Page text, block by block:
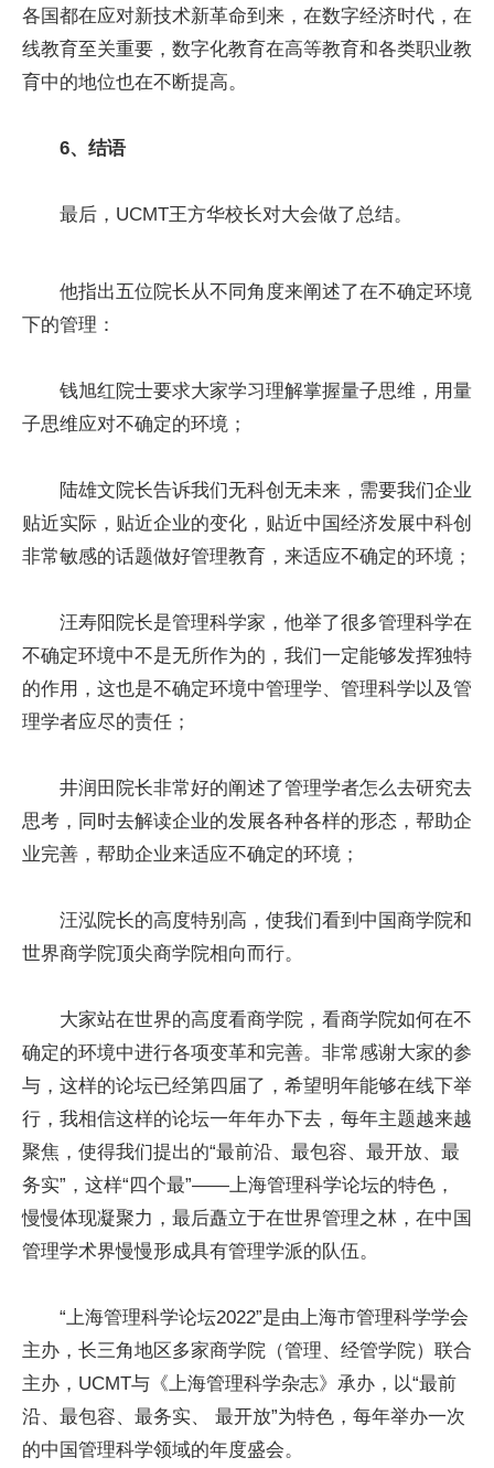
各国都在应对新技术新革命到来，在数字经济时代，在
线教育至关重要，数字化教育在高等教育和各类职业教
育中的地位也在不断提高。
6、结语
最后，UCMT王方华校长对大会做了总结。
他指出五位院长从不同角度来阐述了在不确定环境
下的管理：
钱旭红院士要求大家学习理解掌握量子思维，用量
子思维应对不确定的环境；
陆雄文院长告诉我们无科创无未来，需要我们企业
贴近实际，贴近企业的变化，贴近中国经济发展中科创
非常敏感的话题做好管理教育，来适应不确定的环境；
汪寿阳院长是管理科学家，他举了很多管理科学在
不确定环境中不是无所作为的，我们一定能够发挥独特
的作用，这也是不确定环境中管理学、管理科学以及管
理学者应尽的责任；
井润田院长非常好的阐述了管理学者怎么去研究去
思考，同时去解读企业的发展各种各样的形态，帮助企
业完善，帮助企业来适应不确定的环境；
汪泓院长的高度特别高，使我们看到中国商学院和
世界商学院顶尖商学院相向而行。
大家站在世界的高度看商学院，看商学院如何在不
确定的环境中进行各项变革和完善。非常感谢大家的参
与，这样的论坛已经第四届了，希望明年能够在线下举
行，我相信这样的论坛一年年办下去，每年主题越来越
聚焦，使得我们提出的“最前沿、最包容、最开放、最
务实”，这样“四个最”——上海管理科学论坛的特色，
慢慢体现凝聚力，最后矗立于在世界管理之林，在中国
管理学术界慢慢形成具有管理学派的队伍。
“上海管理科学论坛2022”是由上海市管理科学学会
主办，长三角地区多家商学院（管理、经管学院）联合
主办，UCMT与《上海管理科学杂志》承办，以“最前
沿、最包容、最务实、 最开放”为特色，每年举办一次
的中国管理科学领域的年度盛会。